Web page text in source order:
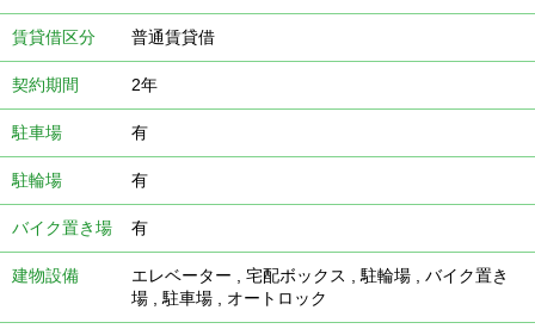
賃貸借区分 普通賃貸借
契約期間 2年
駐車場 有
駐輪場 有
バイク置き場 有
建物設備 エレベーター 宅配ボックス 駐輪場
バイク置き
場
駐車場 オートロック